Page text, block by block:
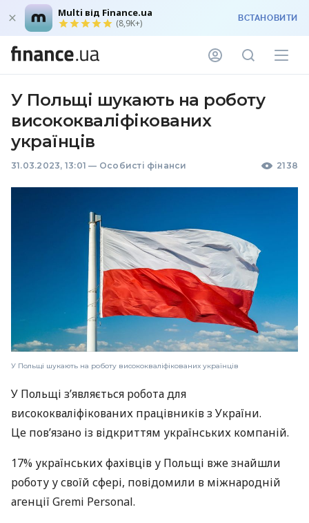
Multi від Finance.ua
(8,9K+) ВСТАНОВИТИ
У Польщі шукають на роботу
висококваліфікованих
українців
31.03.2023, 13:01 — Особисті фінанси 2138
У Польщі шукають на роботу висококваліфікованих українців
У Польщі з’являється робота для
висококваліфікованих працівників з України.
Це пов’язано із відкриттям українських компаній.
17% українських фахівців у Польщі вже знайшли
роботу у своїй сфері, повідомили в міжнародній
агенції Gremi Personal.